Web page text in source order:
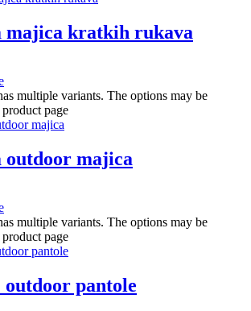
majica kratkih rukava
multiple variants. The options may be
page
outdoor majica
multiple variants. The options may be
page
pantole